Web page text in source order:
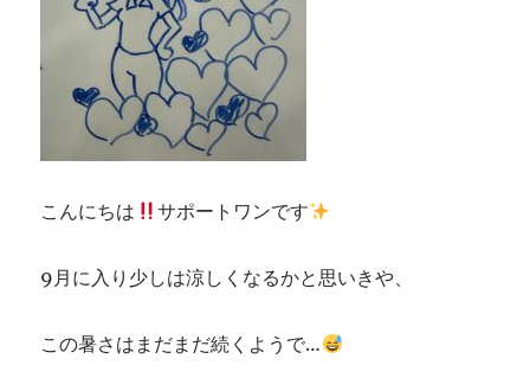
こんにちは サポートワンです
9月に入り少しは涼しくなるかと思いきや、
この暑さはまだまだ続くようで…